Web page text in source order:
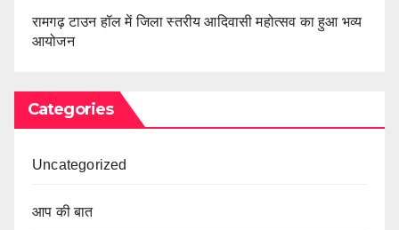
रामगढ़ टाउन हॉल में जिला स्तरीय आदिवासी महोत्सव का हुआ भव्य
आयोजन
Categories
Uncategorized
आप की बात